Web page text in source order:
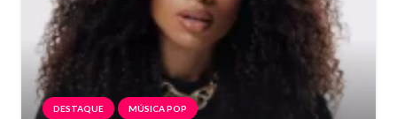
DESTAQUE MÚSICA POP